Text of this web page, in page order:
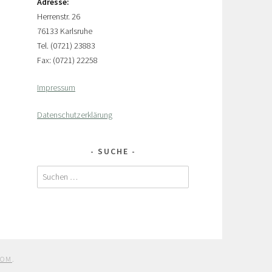
Herrenstr. 26
76133 Karlsruhe
Tel. (0721) 23883
Fax: (0721) 22258
Impressum
Datenschutzerklärung
SUCHE
Suchen
nach: